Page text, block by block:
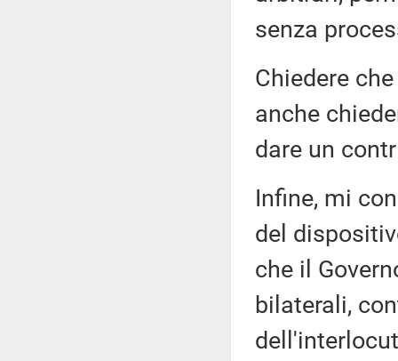
senza
Chiedere
anche
dare un
Infine, mi
del
che il
bilaterali,